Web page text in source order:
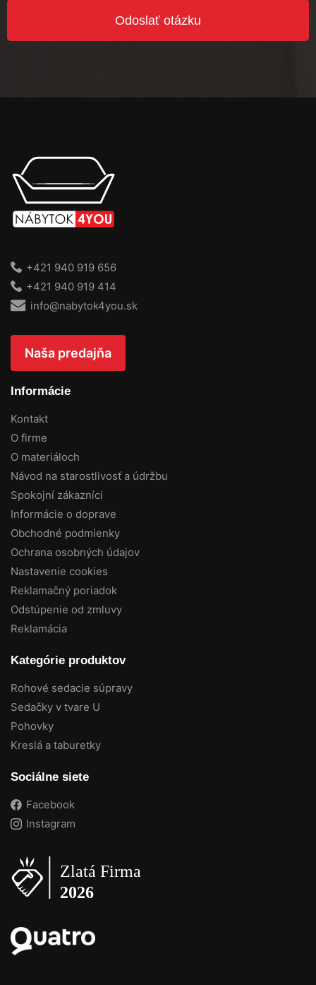
Odoslať otázku
+421 940 919 656
+421 940 919 414
info@nabytok4you.sk
Naša predajňa
Informácie
Kontakt
O firme
O materiáloch
Návod na starostlivosť a údržbu
Spokojní zákazníci
Informácie o doprave
Obchodné podmienky
Ochrana osobných údajov
Nastavenie cookies
Reklamačný poriadok
Odstúpenie od zmluvy
Reklamácia
Kategórie produktov
Rohové sedacie súpravy
Sedačky v tvare U
Pohovky
Kreslá a taburetky
Sociálne siete
Facebook
Instagram